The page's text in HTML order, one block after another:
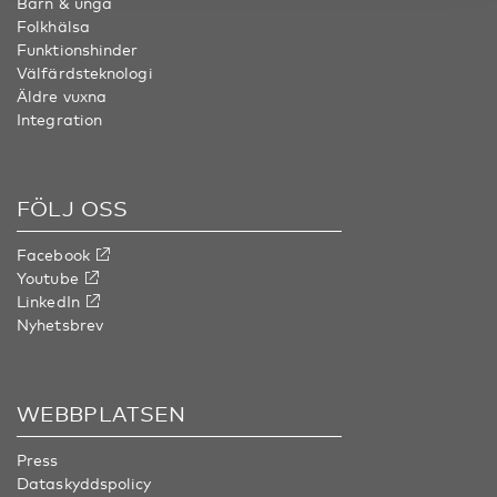
Folkhälsa
Funktionshinder
Välfärdsteknologi
Äldre vuxna
Integration
FÖLJ OSS
Facebook
Youtube
LinkedIn
Nyhetsbrev
WEBBPLATSEN
Press
Dataskyddspolicy